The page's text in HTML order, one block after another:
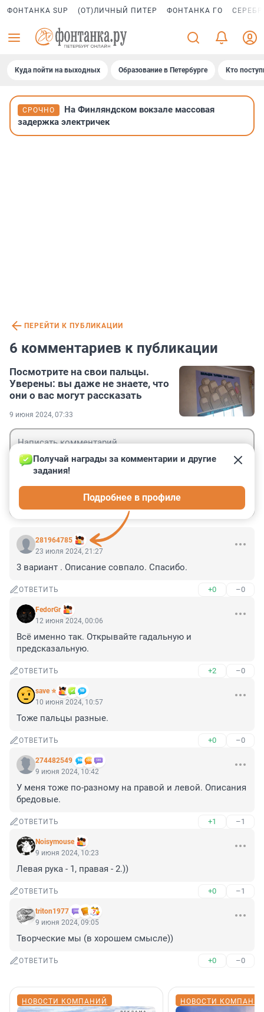
ФОНТАНКА SUP (ОТ)ЛИЧНЫЙ ПИТЕР ФОНТАНКА ГО
Куда пойти на выходных Образование в Петербурге Кто
СРОЧНО
На Финляндском вокзале массовая
задержка электричек
ПЕРЕЙТИ К ПУБЛИКАЦИИ
6 комментариев к публикации
Посмотрите на свои пальцы.
Уверены: вы даже не знаете, что
они о вас могут рассказать
9 июня 2024, 07:33
281964785
Получай награды за комментарии и другие
задания!
Подробнее в профиле
23 июля 2024, 21:27
3 вариант . Описание совпало. Спасибо.
ОТВЕТИТЬ +0 –0
FedorGr
12 июня 2024, 00:06
Всё именно так. Открывайте гадальную и
предсказальную.
ОТВЕТИТЬ +2 –0
save ⭐
10 июня 2024, 10:57
Тоже пальцы разные.
ОТВЕТИТЬ +0 –0
274482549
9 июня 2024, 10:42
У меня тоже по-разному на правой и левой. Описания
бредовые.
ОТВЕТИТЬ +1 –1
Noisymouse
9 июня 2024, 10:23
Левая рука - 1, правая - 2.))
ОТВЕТИТЬ +0 –1
triton1977
9 июня 2024, 09:05
Творческие мы (в хорошем смысле))
ОТВЕТИТЬ +0 –0
НОВОСТИ КОМПАНИЙ НОВОСТИ